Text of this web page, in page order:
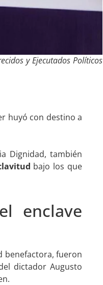
y Ejecutados Políticos
huyó con destino a
Dignidad, también
bajo los que
enclave
benefactora, fueron
dictador Augusto